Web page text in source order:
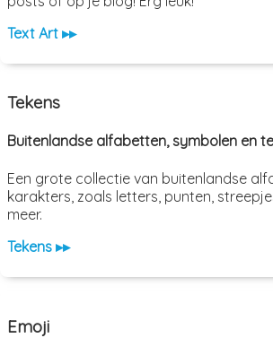
Text Art ▸▸
Tekens
Buitenlandse alfabetten, symbolen en
Een grote collectie van buitenlandse
karakters, zoals letters, punten,
meer.
Tekens ▸▸
Emoji